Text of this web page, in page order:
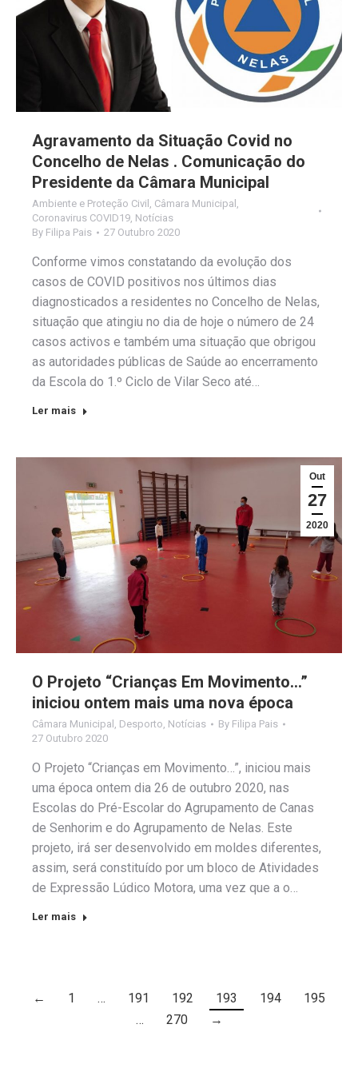
Agravamento da Situação Covid no
Concelho de Nelas . Comunicação do
Presidente da Câmara Municipal
Ambiente e Proteção Civil , Câmara Municipal ,
Coronavirus COVID19, Notícias
By Filipa Pais 27 Outubro 2020
Conforme vimos constatando da evolução dos
casos de COVID positivos nos últimos dias
diagnosticados a residentes no Concelho de Nelas,
situação que atingiu no dia de hoje o número de 24
casos activos e também uma situação que obrigou
as autoridades públicas de Saúde ao encerramento
da Escola do 1.º Ciclo de Vilar Seco até…
Ler mais
Out
27
2020
O Projeto “Crianças Em Movimento…”
iniciou ontem mais uma nova época
Câmara Municipal Desporto Notícias By Filipa Pais
27 Outubro 2020
O Projeto “Crianças em Movimento…”, iniciou mais
uma época ontem dia 26 de outubro 2020, nas
Escolas do Pré-Escolar do Agrupamento de Canas
de Senhorim e do Agrupamento de Nelas. Este
projeto, irá ser desenvolvido em moldes diferentes,
assim, será constituído por um bloco de Atividades
de Expressão Lúdico Motora, uma vez que a o…
Ler mais
← 1 … 191 192 193 194
195
…
270 →